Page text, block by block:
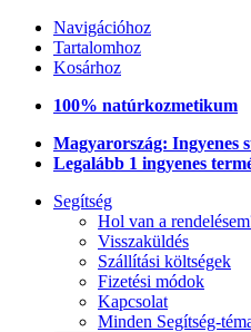
Navigációhoz
Tartalomhoz
Kosárhoz
100% natúrkozmetikum
Magyarország: Ingyenes
Legalább 1 ingyenes
Segítség
Hol van a
Visszaküldés
Szállítási költségek
Fizetési módok
Kapcsolat
Minden Segítség-